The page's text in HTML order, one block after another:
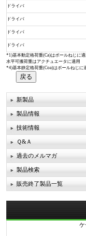
*1)基本動定格荷重(Ca)はボールねじ
水平可搬荷重はアクチュエータに適用
*4)基本静定格荷重(Coa)はボールねじ
ドライバ
ドライバ
ドライバ
ドライバ
新製品
製品情報
技術情報
Ｑ&Ａ
過去のメルマガ
製品検索
販売終了製品一覧
ケ